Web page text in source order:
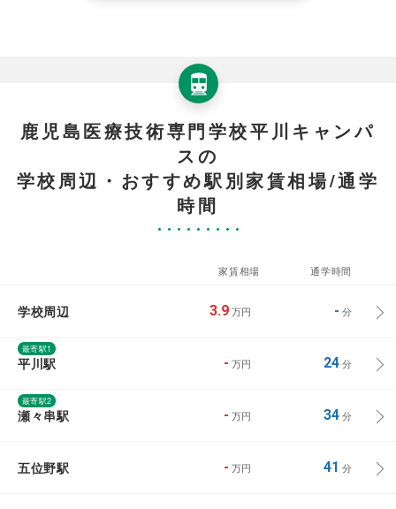
鹿児島医療技術専門学校平川キャンパ
スの
学校周辺・おすすめ駅別家賃相場/通学
時間
家賃相場 通学時間
学校周辺 3.9 万円 - 分
最寄駅1
平川駅 - 万円 24分
最寄駅2
瀬々串駅 - 万円 34分
五位野駅 - 万円 41 分